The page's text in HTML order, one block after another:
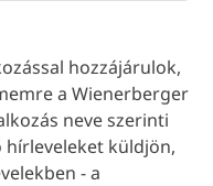
hozzájárulok,
a Wienerberger
neve szerinti
küldjön,
- a